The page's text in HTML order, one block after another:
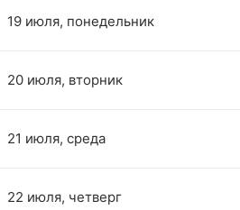
19 июля, понедельник
20 июля, вторник
21 июля, среда
22 июля, четверг